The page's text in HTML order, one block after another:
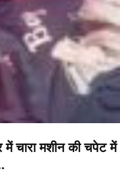
में चारा मशीन की चपेट में